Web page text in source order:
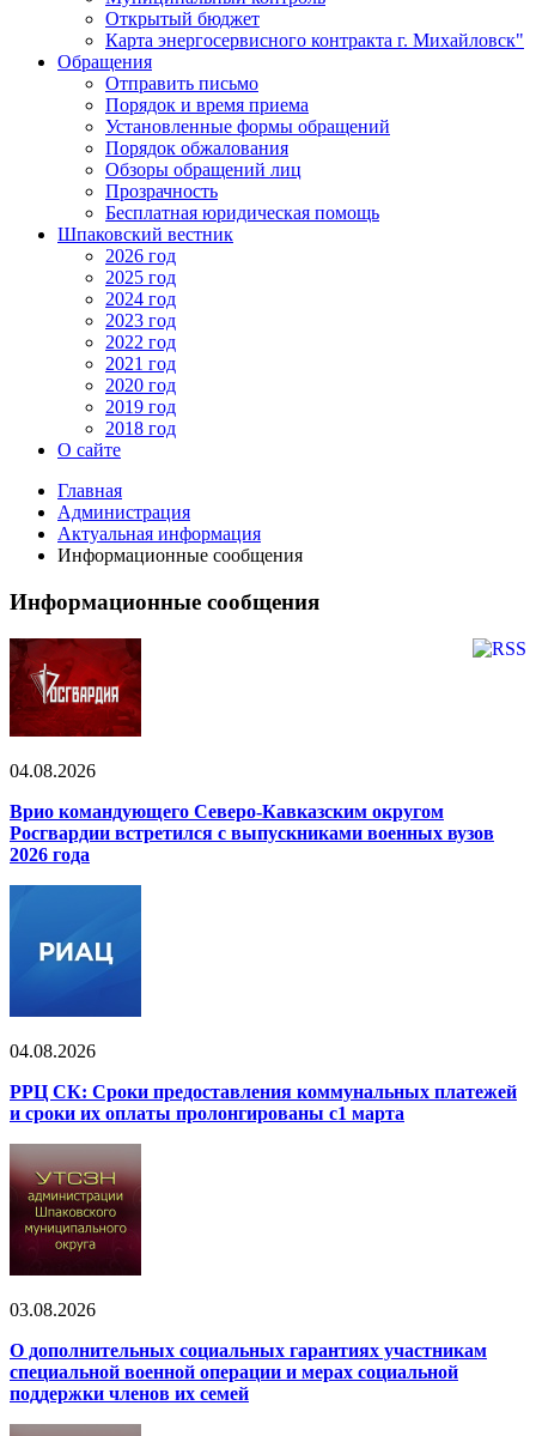
Открытый бюджет
Карта энергосервисного контракта г. Михайловск"
Обращения
Отправить письмо
Порядок и время приема
Установленные формы обращений
Порядок обжалования
Обзоры обращений лиц
Прозрачность
Бесплатная юридическая помощь
Шпаковский вестник
2026 год
2025 год
2024 год
2023 год
2022 год
2021 год
2020 год
2019 год
2018 год
О сайте
Главная
Администрация
Актуальная информация
Информационные сообщения
Информационные сообщения
04.08.2026
Врио командующего Северо-Кавказским округом
Росгвардии встретился с выпускниками военных вузов
2026 года
04.08.2026
РРЦ СК: Сроки предоставления коммунальных платежей
и сроки их оплаты пролонгированы с1 марта
03.08.2026
О дополнительных социальных гарантиях участникам
специальной военной операции и мерах социальной
поддержки членов их семей